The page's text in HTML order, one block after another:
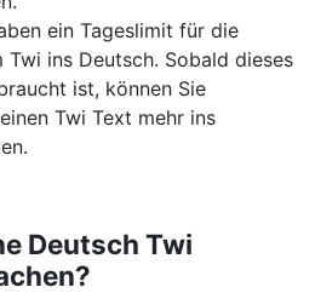
ein Tageslimit für die
ins Deutsch. Sobald dieses
ist, können Sie
Twi Text mehr ins
Deutsch Twi